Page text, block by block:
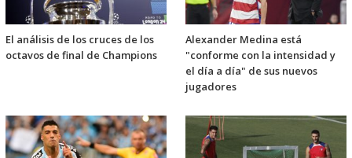
El análisis de los cruces de los
octavos de final de Champions
Alexander Medina está
"conforme con la intensidad y
el día a día" de sus nuevos
jugadores